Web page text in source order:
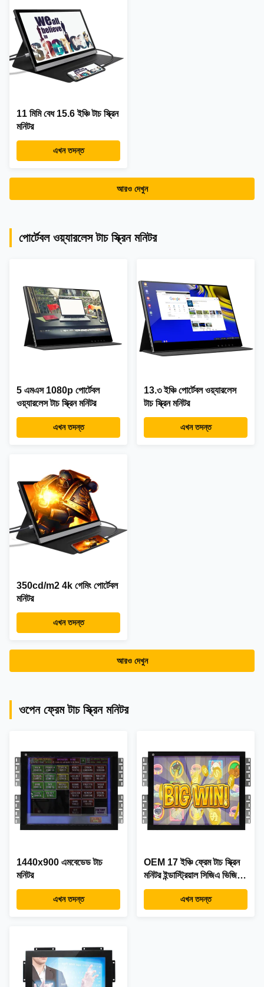
11 মিমি বেধ 15.6 ইঞ্চি টাচ স্ক্রিন
মনিটর
এখন তদন্ত
আরও দেখুন
পোর্টেবল ওয়্যারলেস টাচ স্ক্রিন মনিটর
5 এমএস 1080p পোর্টেবল
ওয়্যারলেস টাচ স্ক্রিন মনিটর
এখন তদন্ত
13.৩ ইঞ্চি পোর্টেবল ওয়্যারলেস
টাচ স্ক্রিন মনিটর
এখন তদন্ত
350cd/m2 4k গেমিং পোর্টেবল
মনিটর
এখন তদন্ত
আরও দেখুন
ওপেন ফ্রেম টাচ স্ক্রিন মনিটর
1440x900 এমবেডেড টাচ
মনিটর
এখন তদন্ত
OEM 17 ইঞ্চি ফ্রেম টাচ স্ক্রিন
মনিটর ইন্ডাস্ট্রিয়াল সিজিএ ভিজিএ
সহ
এখন তদন্ত